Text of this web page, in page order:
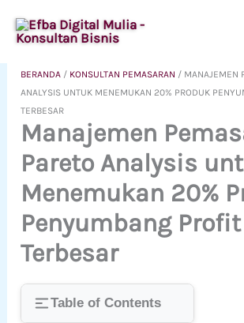
ke
BERANDA / KONSULTAN PEMASARAN / MANAJEMEN
ANALYSIS UNTUK MENEMUKAN 20% PRODUK
TERBESAR
Manajemen
Pareto Analysis
Menemukan 20%
Penyumbang Profit
Terbesar
Table of Contents